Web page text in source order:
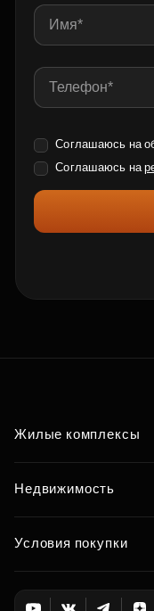
Соглашаюсь на
Соглашаюсь на
Жилые комплексы
Недвижимость
Условия покупки